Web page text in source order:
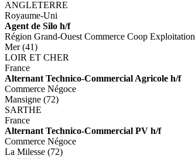
ANGLETERRE
Royaume-Uni
Agent de Silo h/f
Région Grand-Ouest Commerce Coop Exploitation
Mer (41)
LOIR ET CHER
France
Alternant Technico-Commercial Agricole h/f
Commerce Négoce
Mansigne (72)
SARTHE
France
Alternant Technico-Commercial PV h/f
Commerce Négoce
La Milesse (72)